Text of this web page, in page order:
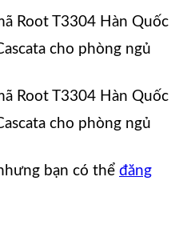
Root T3304 Hàn Quốc
cho phòng ngủ
Root T3304 Hàn Quốc
cho phòng ngủ
bạn có thể đăng